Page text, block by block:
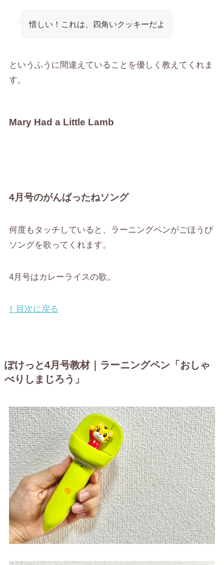
惜しい！これは、四角いクッキーだよ
というふうに間違えていることを優しく教えてくれま
す。
Mary Had a Little Lamb
4月号のがんばったねソング
何度もタッチしていると、ラーニングペンがごほうび
ソングを歌ってくれます。
4月号はカレーライスの歌。
⇧ 目次に戻る
ぽけっと4月号教材｜ラーニングペン「おしゃ
べりしまじろう」